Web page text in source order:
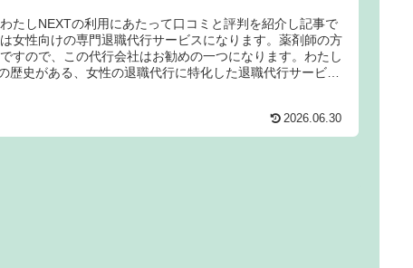
たしNEXTの利用にあたって口コミと評判を紹介し記事で
女性向けの専門退職代行サービスになります。薬剤師の方
すので、この代行会社はお勧めの一つになります。わたし
歴史がある、女性の退職代行に特化した退職代行サービス
2026.06.30